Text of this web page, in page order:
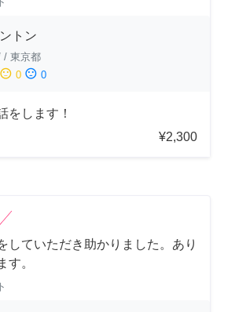
トン
/ 東京都
sentiment_neutral 0 sentiment_dissatisfied 0
をします！
¥2,300
していただき助かりました。あり
す。